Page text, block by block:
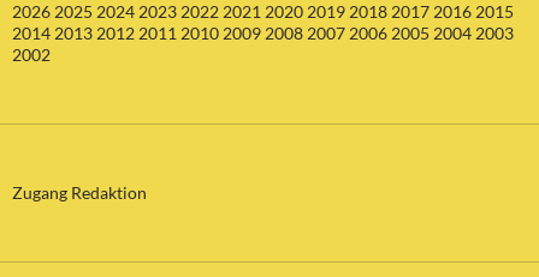
2026 2025 2024 2023 2022 2021 2020 2019 2018 2017 2016 2015
2014 2013 2012 2011 2010 2009 2008 2007 2006 2005 2004 2003
2002
Zugang Redaktion